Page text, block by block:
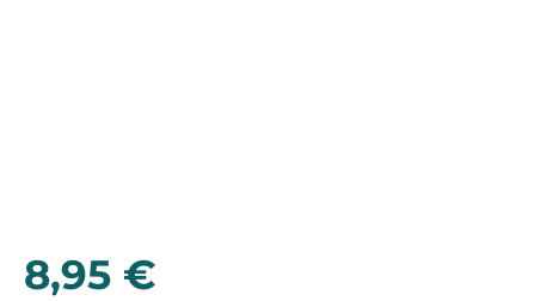
Regulärer Preis:
8,95 €